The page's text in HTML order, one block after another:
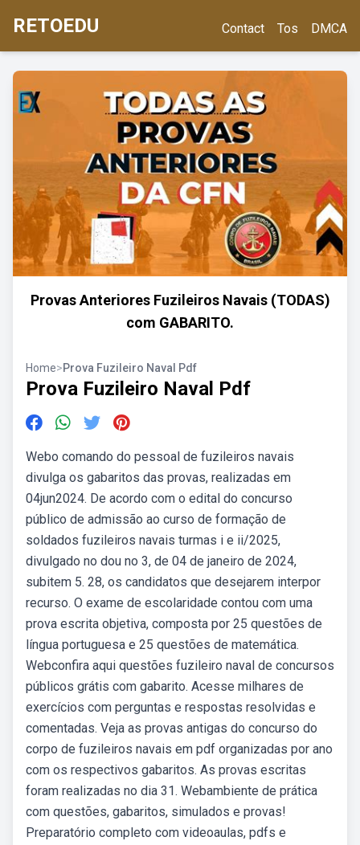
RETOEDU Contact Tos DMCA
Provas Anteriores Fuzileiros Navais (TODAS)
com GABARITO.
Home>Prova Fuzileiro Naval Pdf
Prova Fuzileiro Naval Pdf
Webo comando do pessoal de fuzileiros navais
divulga os gabaritos das provas, realizadas em
04jun2024. De acordo com o edital do concurso
público de admissão ao curso de formação de
soldados fuzileiros navais turmas i e ii/2025,
divulgado no dou no 3, de 04 de janeiro de 2024,
subitem 5. 28, os candidatos que desejarem interpor
recurso. O exame de escolaridade contou com uma
prova escrita objetiva, composta por 25 questões de
língua portuguesa e 25 questões de matemática.
Webconfira aqui questões fuzileiro naval de concursos
públicos grátis com gabarito. Acesse milhares de
exercícios com perguntas e respostas resolvidas e
comentadas. Veja as provas antigas do concurso do
corpo de fuzileiros navais em pdf organizadas por ano
com os respectivos gabaritos. As provas escritas
foram realizadas no dia 31. Webambiente de prática
com questões, gabaritos, simulados e provas!
Preparatório completo com videoaulas, pdfs e